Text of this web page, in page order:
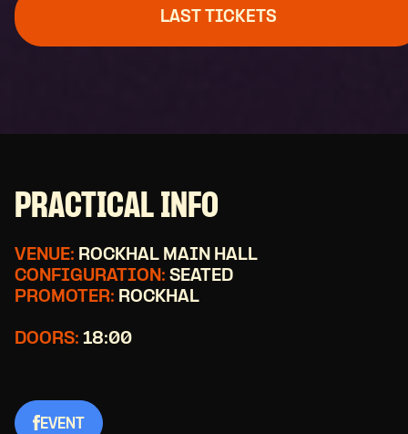
LAST TICKETS
PRACTICAL INFO
VENUE: ROCKHAL MAIN HALL
CONFIGURATION: SEATED
PROMOTER: ROCKHAL
DOORS: 18:00
EVENT